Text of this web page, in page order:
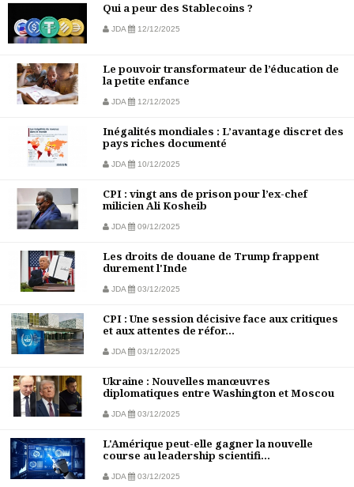
Qui a peur des Stablecoins ?
JDA 12/12/2025
Le pouvoir transformateur de l’éducation de
la petite enfance
JDA 12/12/2025
Inégalités mondiales : L’avantage discret des
pays riches documenté
JDA 10/12/2025
CPI : vingt ans de prison pour l’ex-chef
milicien Ali Kosheib
JDA 09/12/2025
Les droits de douane de Trump frappent
durement l'Inde
JDA 03/12/2025
CPI : Une session décisive face aux critiques
et aux attentes de réfor...
JDA 03/12/2025
Ukraine : Nouvelles manœuvres
diplomatiques entre Washington et Moscou
JDA 03/12/2025
L'Amérique peut-elle gagner la nouvelle
course au leadership scientifi...
JDA 03/12/2025